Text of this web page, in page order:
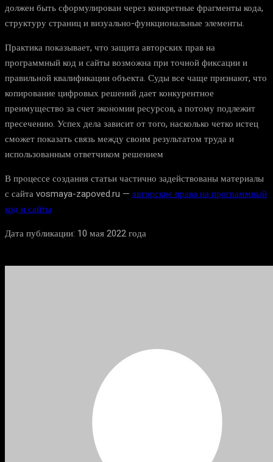
должен быть сформулирован через конкретные фрагменты кода,
структуру страниц и визуально-функциональные элементы.
Практика показывает, что защита авторских прав на
программный код и сайты возможна при точной фиксации и
правильной квалификации объекта. Суды все чаще признают, что
копирование цифровых решений дает конкурентное
преимущество за счет экономии ресурсов, а потому подлежит
пресечению. Успех дела зависит от того, насколько четко истец
сможет показать связь между своим результатом труда и
использованным ответчиком решением
В процессе создания статьи частично задействованы материалы
с сайта vosmaya-zapoved.ru — авторские права на программный
код и сайты
Дата публикации: 10 мая 2022 года